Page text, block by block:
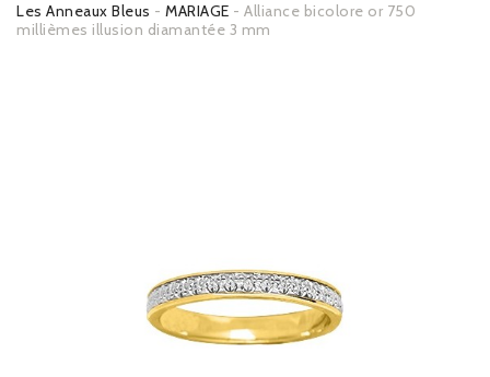
Les Anneaux Bleus MARIAGE
Alliance bicolore or 750
millièmes illusion diamantée 3 mm